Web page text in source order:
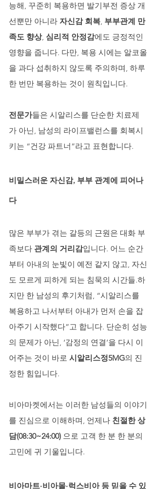
능해, 꾸준히 복용하면 발기부전 증상 개
선뿐만 아니라 자신감 회복, 부부관계 만
족도 향상, 심리적 안정감에도 긍정적인
영향을 줍니다. 다만, 복용 시에는 알코올
을 과다 섭취하지 않도록 주의하며, 하루
한 번만 복용하는 것이 원칙입니다.
전문가들은 시알리스를 단순한 치료제
가 아닌, 남성의 라이프밸런스를 회복시
키는 “건강 파트너”라고 표현합니다.
비밀스러운 자신감, 부부 관계에 피어나
다
많은 부부가 겪는 갈등의 근원은 대화 부
족보다 관계의 거리감입니다. 어느 순간
부터 아내의 눈빛이 예전 같지 않고, 자신
도 모르게 피하게 되는 침묵의 시간들.하
지만 한 남성의 후기처럼, “시알리스를
복용하고 나서부터 아내가 먼저 손을 잡
아주기 시작했다”고 합니다. 단순히 성능
의 문제가 아닌, ‘감정의 연결’을 다시 이
어주는 것이 바로 시알리스정5MG의 진
정한 힘입니다.
비아마켓에서는 이러한 남성들의 이야기
를 진심으로 이해하며, 언제나 친절한 상
담(08:30~24:00) 으로 고객 한 분 한 분의
고민에 귀 기울입니다.
비아마트·비아몰·럭스비아 등 믿을 수 있